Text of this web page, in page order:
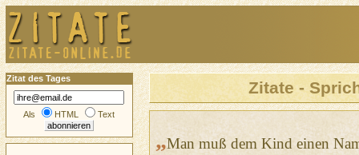
Zitate -
„Man muß dem Kind einen
Zitat des Tages
Als HTML Text